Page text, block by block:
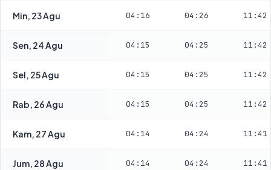
Min, 23 Agu 04:16 04:26 11:42
Sen, 24 Agu 04:15 04:25 11:42
Sel, 25 Agu 04:15 04:25 11:42
Rab, 26 Agu 04:15 04:25 11:42
Kam, 27 Agu 04:14 04:24 11:41
Jum, 28 Agu 04:14 04:24 11:41